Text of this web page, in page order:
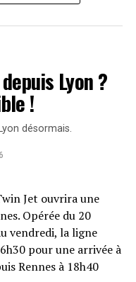
dernier descendant
connus.
« Pépé
vivant et
cinéma.« Quand j’avais
père : comment tu as
: j’ai craché
sa fondation, il
du Festival Lumière
du musée pour
et de
président de la
savante
Lyon ?
!
désormais.
Jet ouvrira une
Opérée du 20
vendredi, la ligne
pour une arrivée à
Rennes à 18h40